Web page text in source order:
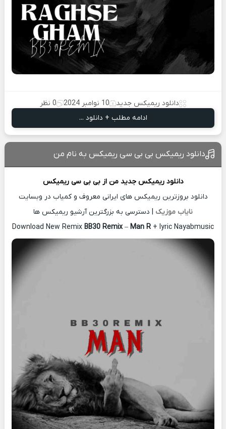
دانلود ریمیکس جدید 10 نوامبر 2024
0 نظر
ادامه مطلب + دانلود ...
دانلود ریمیکس بی بی سی ریمیکس به نام من
دانلود ریمیکس جدید من ازبی بی سی ریمیکس
دانلود بروزترین ریمیکس های ایرانی معروف و کمیاب در وبسایت
نایاب موزیک | دسترسی به بزرگترین آرشیو ریمیکس ها
Download New Remix BB30 Remix– Man R + lyric Nayabmusic